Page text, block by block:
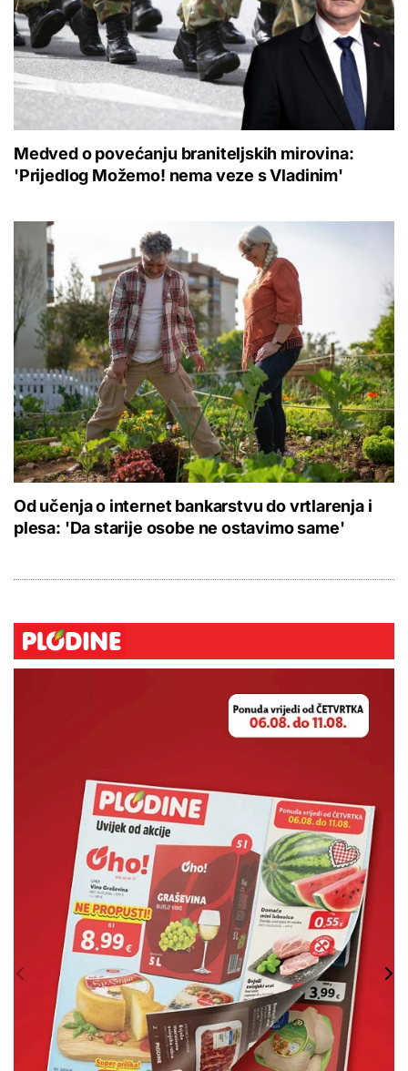
Medved o povećanju braniteljskih mirovina:
'Prijedlog Možemo! nema veze s Vladinim'
Od učenja o internet bankarstvu do vrtlarenja i
plesa: 'Da starije osobe ne ostavimo same'